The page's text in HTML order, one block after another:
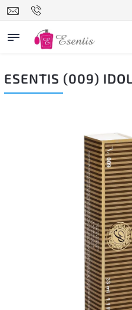
ESENTIS (009)